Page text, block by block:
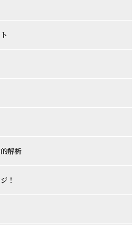
解析
！